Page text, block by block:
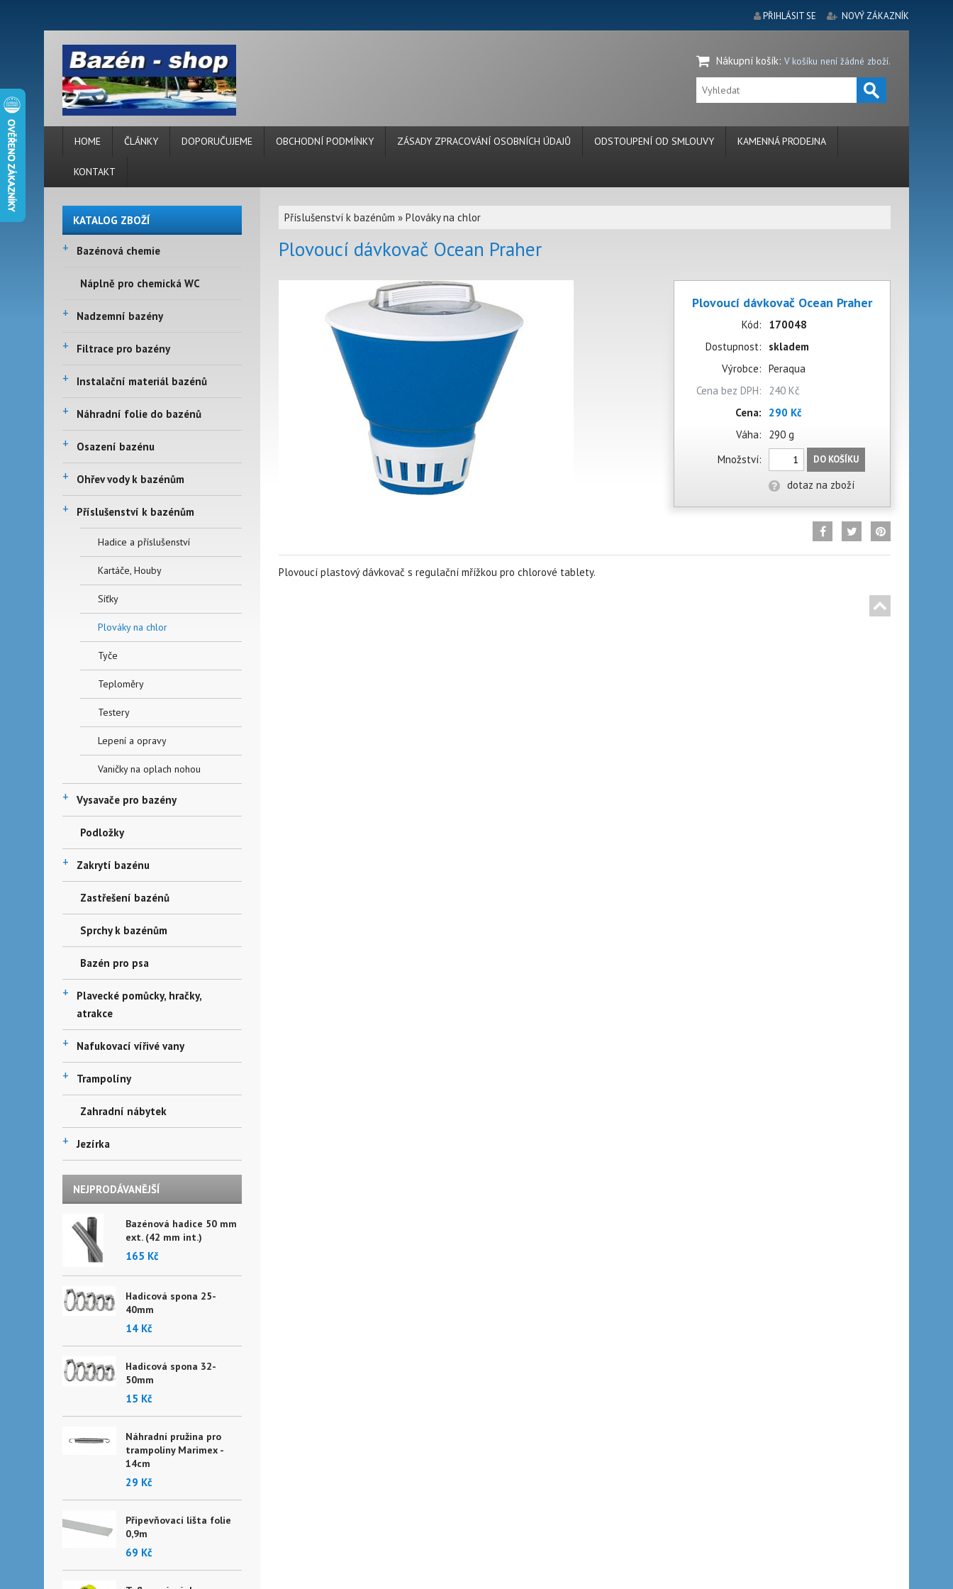
PŘIHLÁSIT SE NOVÝ ZÁKAZNÍK
Nákupní košík: V košíku není žádné zboží.
HOME ČLÁNKY DOPORUČUJEME OBCHODNÍ PODMÍNKY ZÁSADY ZPRACOVÁNÍ OSOBNÍCH ÚDAJŮ ODSTOUPENÍ OD SMLOUVY KAMENNÁ PRODEJNA
KONTAKT
KATALOG ZBOŽÍ
+ Bazénová chemie
Náplně pro chemická WC
+ Nadzemní bazény
+ Filtrace pro bazény
+ Instalační materiál bazénů
+ Náhradní folie do bazénů
+ Osazení bazénu
+ Ohřev vody k bazénům
+ Příslušenství k bazénům
Hadice a příslušenství
Kartáče, Houby
Síťky
Plováky na chlor
Tyče
Teploměry
Testery
Lepení a opravy
Vaničky na oplach nohou
+ Vysavače pro bazény
Podložky
+ Zakrytí bazénu
Zastřešení bazénů
Sprchy k bazénům
Bazén pro psa
+
Plavecké pomůcky, hračky,
atrakce
+ Nafukovací vířivé vany
+ Trampolíny
Zahradní nábytek
+ Jezírka
NEJPRODÁVANĚJŠÍ
Bazénová hadice 50 mm
ext. (42 mm int.)
165 Kč
Hadicová spona 25-
40mm
14 Kč
Hadicová spona 32-
50mm
15 Kč
Náhradní pružina pro
trampolíny Marimex -
14cm
29 Kč
Připevňovací lišta folie
0,9m
69 Kč
Příslušenství k bazénům » Plováky na chlor
Plovoucí dávkovač Ocean Praher
Plovoucí dávkovač Ocean Praher
Kód:
170048
Dostupnost:
skladem
Výrobce: Peraqua
Cena bez DPH:
240 Kč
Cena:
290 Kč
Váha:
290 g
Množství:
DO KOŠÍKU
dotaz na zboží
Plovoucí plastový dávkovač s regulační mřížkou pro chlorové tablety.